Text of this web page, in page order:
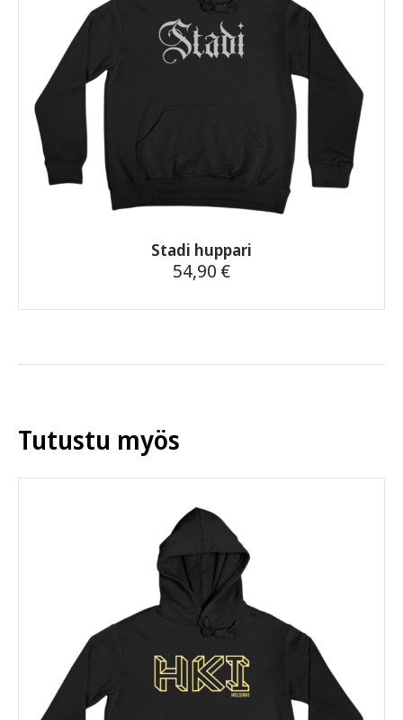
sivulla.
Stadi huppari
54,90 €
tuotteella
Tutustu myös